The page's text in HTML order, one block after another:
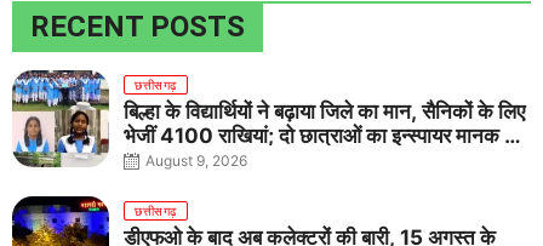
RECENT POSTS
छत्तीसगढ़
बिल्हा के विद्यार्थियों ने बढ़ाया जिले का मान, सैनिकों के लिए
भेजीं 4100 राखियां; दो छात्राओं का इन्स्पायर मानक में
राष्ट्रीय चयन
August 9, 2026
छत्तीसगढ़
डीएफओ के बाद अब कलेक्टरों की बारी, 15 अगस्त के